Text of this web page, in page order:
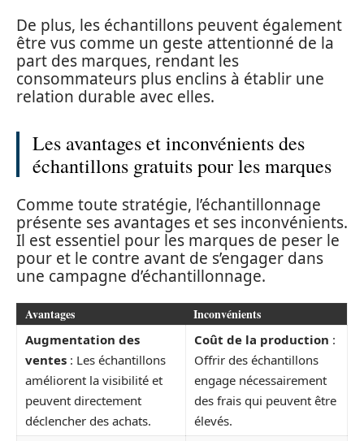
De plus, les échantillons peuvent également
être vus comme un geste attentionné de la
part des marques, rendant les
consommateurs plus enclins à établir une
relation durable avec elles.
Les avantages et inconvénients des
échantillons gratuits pour les marques
Comme toute stratégie, l’échantillonnage
présente ses avantages et ses inconvénients.
Il est essentiel pour les marques de peser le
pour et le contre avant de s’engager dans
une campagne d’échantillonnage.
Avantages Inconvénients
Augmentation des
ventes : Les échantillons
améliorent la visibilité et
peuvent directement
déclencher des achats.
Coût de la production :
Offrir des échantillons
engage nécessairement
des frais qui peuvent être
élevés.